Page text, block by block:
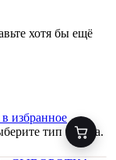
хотя бы ещё
избранное
тип товара.